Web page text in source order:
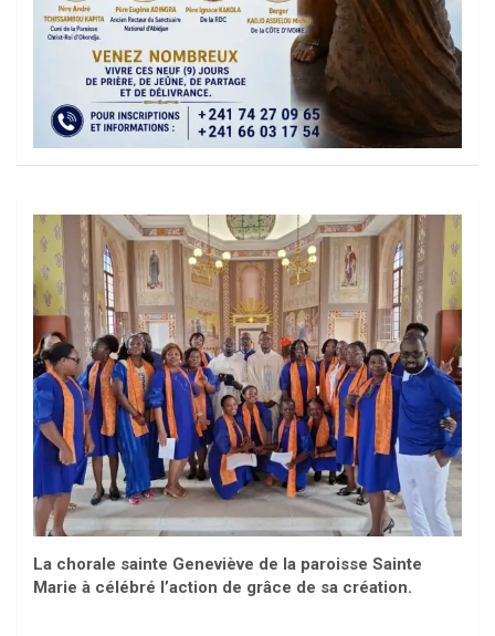
La chorale sainte Geneviève de la paroisse Sainte
Marie à célébré l’action de grâce de sa création.